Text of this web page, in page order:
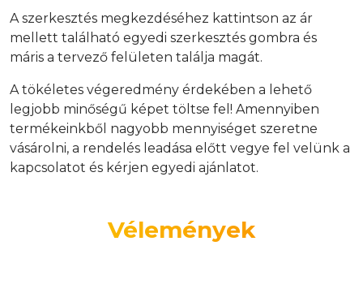
A szerkesztés megkezdéséhez kattintson az ár
mellett található egyedi szerkesztés gombra és
máris a tervező felületen találja magát.
A tökéletes végeredmény érdekében a lehető
legjobb minőségű képet töltse fel! Amennyiben
termékeinkből nagyobb mennyiséget szeretne
vásárolni, a rendelés leadása előtt vegye fel velünk a
kapcsolatot és kérjen egyedi ajánlatot.
Vélemények